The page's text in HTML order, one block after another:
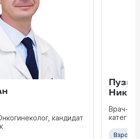
кандидат
Врач-